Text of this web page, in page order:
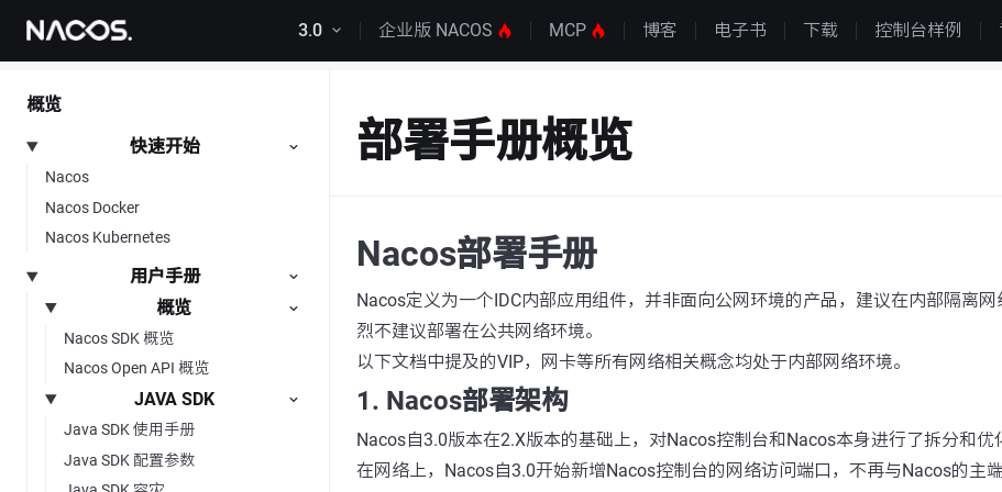
跳转到内容 3.0 企业版 NACOS MCP 博客 电子书 下载 控制台样例
概览
快速开始
Nacos
Nacos Docker
Nacos Kubernetes
用户手册
概览
Nacos SDK 概览
Nacos Open API 概览
JAVA SDK
Java SDK 使用手册
Java SDK 配置参数
部署手册概览
Nacos部署手册
Nacos定义为一个IDC内部应用组件，并非面向公网环境的产品，建议在内部隔离
烈不建议部署在公共网络环境。
以下文档中提及的VIP，网卡等所有网络相关概念均处于内部网络环境。
1. Nacos部署架构
Nacos自3.0版本在2.X版本的基础上，对Nacos控制台和Nacos本身进行了拆分和优
在网络上，Nacos自3.0开始新增Nacos控制台的网络访问端口，不再与Nacos的主端